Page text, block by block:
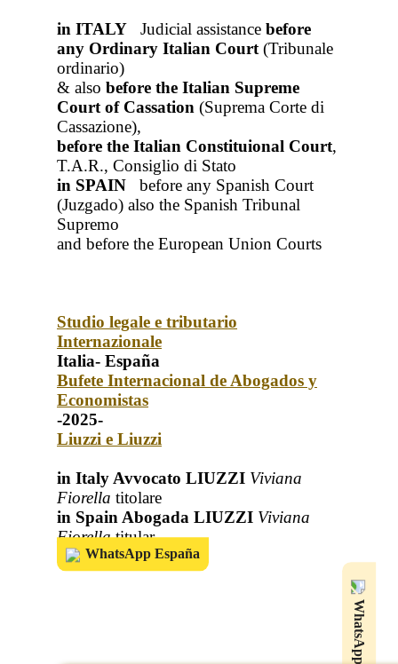
in ITALY Judicial assistance before
any Ordinary Italian Court (Tribunale
ordinario)
& also before the Italian Supreme
Court of Cassation (Suprema Corte di
Cassazione),
before the Italian Constituional Court,
T.A.R., Consiglio di Stato
in SPAIN before any Spanish Court
(Juzgado) also the Spanish Tribunal
Supremo
and before the European Union Courts
Studio legale e tributario
Internazionale
Italia- España
Bufete Internacional de Abogados y
Economistas
-2025-
Liuzzi e Liuzzi
in Italy Avvocato LIUZZI Viviana
Fiorella titolare
in Spain Abogada LIUZZI Viviana
Fiorellatitular
WhatsApp España
WhatsApp